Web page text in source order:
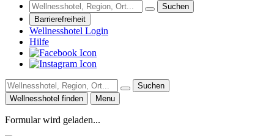
Suchen
Barrierefreiheit
Wellnesshotel Login
Hilfe
Suchen
Wellnesshotel finden
Menu
Formular wird geladen...